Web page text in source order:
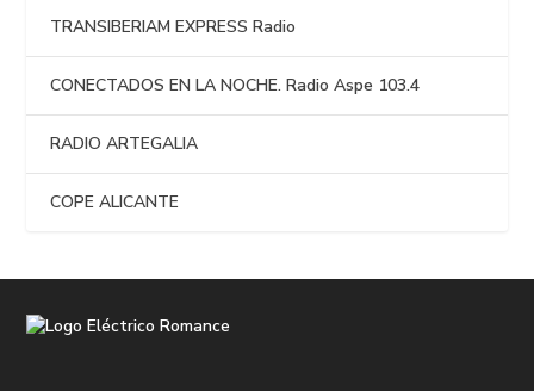
TRANSIBERIAM EXPRESS Radio
CONECTADOS EN LA NOCHE. Radio Aspe 103.4
RADIO ARTEGALIA
COPE ALICANTE